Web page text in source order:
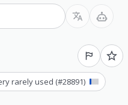
rarely used (#28891)